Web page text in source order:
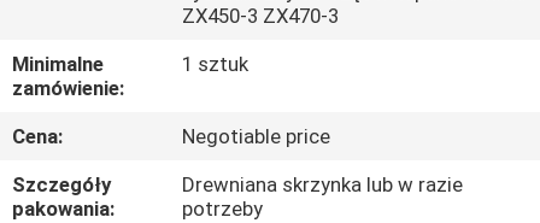
WYCIECZKA
PO
FABRYCE
ZX450-3 ZX470-3
Minimalne
zamówienie:
1 sztuk
Cena:
Negotiable price
Szczegóły
pakowania:
Drewniana skrzynka lub w razie
potrzeby